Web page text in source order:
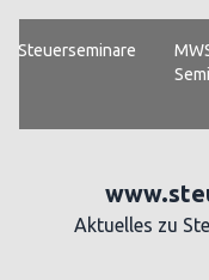
Steuerseminare
Aktuelles zu